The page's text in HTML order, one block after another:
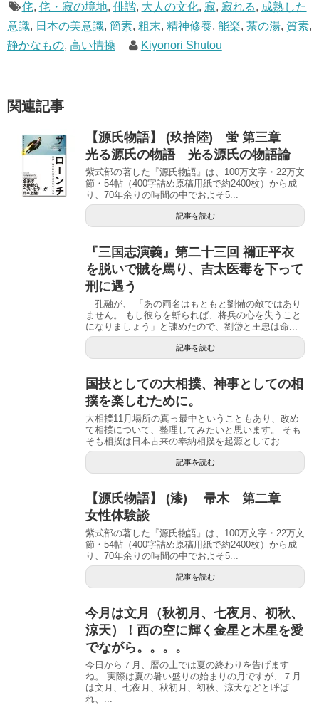
侘, 侘・寂の境地, 俳諧, 大人の文化, 寂, 寂れる, 成熟した
意識, 日本の美意識, 簡素, 粗末, 精神修養, 能楽, 茶の湯, 質素,
静かなもの, 高い情操 Kiyonori Shutou
関連記事
【源氏物語】 (玖拾陸) 蛍 第三章
光る源氏の物語 光る源氏の物語論
紫式部の著した『源氏物語』は、100万文字・22万文
節・54帖（400字詰め原稿用紙で約2400枚）から成
り、70年余りの時間の中でおよそ5...
記事を読む
『三国志演義』第二十三回 禰正平衣
を脱いで賊を罵り、吉太医毒を下って
刑に遇う
孔融が、 「あの両名はもともと劉備の敵ではあり
ません。 もし彼らを斬られば、将兵の心を失うこと
になりましょう」と諌めたので、劉岱と王忠は命...
記事を読む
国技としての大相撲、神事としての相
撲を楽しむために。
大相撲11月場所の真っ最中ということもあり、改め
て相撲について、整理してみたいと思います。 そも
そも相撲は日本古来の奉納相撲を起源としてお...
記事を読む
【源氏物語】 (漆) 帚木 第二章
女性体験談
紫式部の著した『源氏物語』は、100万文字・22万文
節・54帖（400字詰め原稿用紙で約2400枚）から成
り、70年余りの時間の中でおよそ5...
記事を読む
今月は文月（秋初月、七夜月、初秋、
涼天）！西の空に輝く金星と木星を愛
でながら。。。。
今日から７月、暦の上では夏の終わりを告げます
ね。 実際は夏の暑い盛りの始まりの月ですが、７月
は文月、七夜月、秋初月、初秋、涼天などと呼ば
れ、...